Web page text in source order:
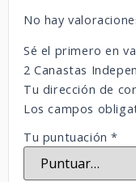
No hay
Sé el primero en
2 Canastas
Tu dirección de
Los campos
Tu puntuación*